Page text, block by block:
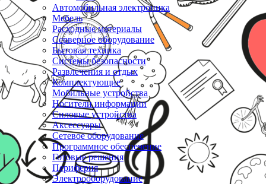
Автомобильная электроника
Мебель
Расходные материалы
Серверное оборудование
Бытовая техника
Системы безопасности
Развлечения и отдых
Комплектующие
Мобильные устройства
Носители информации
Силовые устройства
Аксессуары
Сетевое оборудование
Программное обеспечение
Готовые решения
Периферия
Электрооборудование